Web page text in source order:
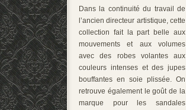
Dans la continuité du travail de
l’ancien directeur artistique, cette
collection fait la part belle aux
mouvements et aux volumes
avec des robes volantes aux
couleurs intenses et des jupes
bouffantes en soie plissée. On
retrouve également le goût de la
marque pour les sandales